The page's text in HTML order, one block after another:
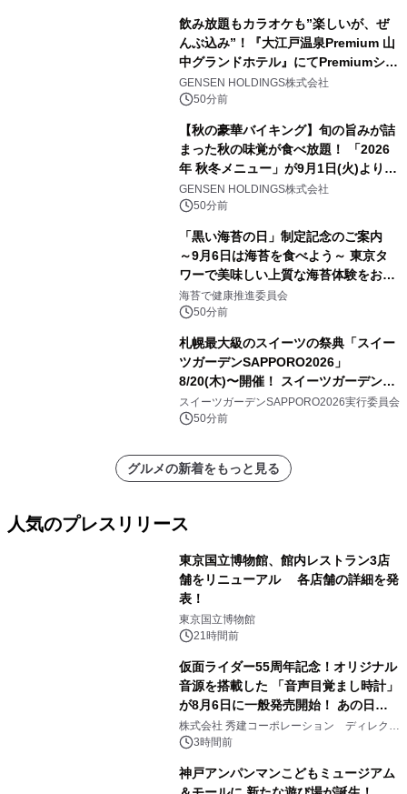
飲み放題もカラオケも”楽しいが、ぜ
んぶ込み”！『大江戸温泉Premium 山
中グランドホテル』にてPremiumシリ
ーズ初のオールインクルーシブ導入
GENSEN HOLDINGS株式会社
50分前
【秋の豪華バイキング】旬の旨みが詰
まった秋の味覚が食べ放題！ 「2026
年 秋冬メニュー」が9月1日(火)より提
供スタート
GENSEN HOLDINGS株式会社
50分前
「黒い海苔の日」制定記念のご案内
～9月6日は海苔を食べよう～ 東京タ
ワーで美味しい上質な海苔体験をお届
けします！
海苔で健康推進委員会
50分前
札幌最大級のスイーツの祭典「スイー
ツガーデンSAPPORO2026」
8/20(木)〜開催！ スイーツガーデン史
上最多50種のコラボケーキが集結／前
日8/19(水)メディア試食会も初開催
スイーツガーデンSAPPORO2026実行委員会
50分前
グルメの新着をもっと見る
人気のプレスリリース
東京国立博物館、館内レストラン3店
舗をリニューアル 各店舗の詳細を発
表！
東京国立博物館
21時間前
仮面ライダー55周年記念！オリジナル
音源を搭載した 「音声目覚まし時計」
が8月6日に一般発売開始！ あの日の
大興奮が今甦る
株式会社 秀建コーポレーション ディレクト
アートギャラリー
3時間前
神戸アンパンマンこどもミュージアム